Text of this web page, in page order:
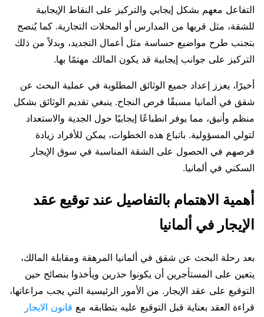
التفاعل معهم بشكل إيجابي والتركيز على النقاط الإيجابية
للشقة، مثل قربها من المدارس أو المحلات التجارية. كما يُنصح
بتجنب طرح مواضيع حساسة مثل أعمال التجديد، وبدلاً من ذلك
التركيز على جوانب إيجابية قد يكون المالك مهتمًا بها.
أخيرًا، يعزز إعداد جميع الوثائق المطلوبة في عملية البحث عن
شقق في ألمانيا مسبقًا فرص النجاح. ينبغي تقديم الوثائق بشكل
منظم وأنيق، مما يوفر انطباعًا إيجابيًا حول الجدية والاستعداد
لتولي المسؤولية. باتباع هذه الخطوات، يمكن للأفراد زيادة
فرصهم في الحصول على الشقة المناسبة في سوق الإيجار
السكني في ألمانيا.
أهمية الاهتمام بالتفاصيل عند توقيع عقد
الإيجار في ألمانيا
بعد رحلة البحث عن شقق في ألمانيا المرهقة ومقابلة المالك،
يتعين على المستأجرين أن يكونوا حذرين ويأخذوا بنصائح حين
التوقيع على عقد الإيجار. من الأمور الرئيسية التي يجب مراعاتها،
قراءة العقد بعناية قبل التوقيع عليه بتطابقه مع قانون الايجار